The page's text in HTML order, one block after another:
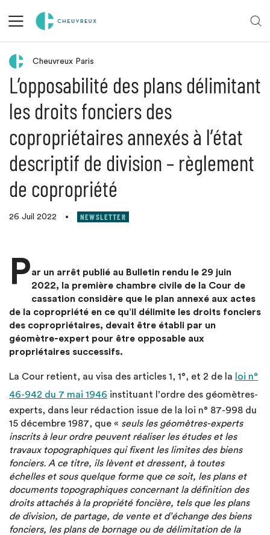
Retour aux actualités
Cheuvreux Paris
L’opposabilité des plans délimitant
les droits fonciers des
copropriétaires annexés à l’état
descriptif de division – règlement
de copropriété
26 Juil 2022 • NEWSLETTER
Par un arrêt publié au Bulletin rendu le 29 juin
2022, la première chambre civile de la Cour de
cassation considère que le plan annexé aux actes
de la copropriété en ce qu’il délimite les droits fonciers
des copropriétaires, devait être établi par un
géomètre-expert pour être opposable aux
propriétaires successifs.
La Cour retient, au visa des articles 1, 1°, et 2 de la
loi n°
46-942 du 7 mai 1946 instituant l’ordre des géomètres-
experts, dans leur rédaction issue de la loi n° 87-998 du
15 décembre 1987, que « seuls les géomètres-experts
inscrits à leur ordre peuvent réaliser les études et les
travaux topographiques qui fixent les limites des biens
fonciers. A ce titre, ils lèvent et dressent, à toutes
échelles et sous quelque forme que ce soit, les plans et
documents topographiques concernant la définition des
droits attachés à la propriété foncière, tels que les plans
de division, de partage, de vente et d’échange des biens
fonciers, les plans de bornage ou de délimitation de la